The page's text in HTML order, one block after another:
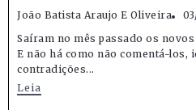
João Batista Araujo E Oliveira
Saíram no mês passado os
E não há como não comentá-los,
contradições...
Leia